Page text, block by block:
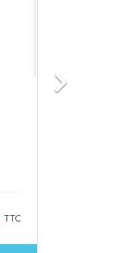
TTC
